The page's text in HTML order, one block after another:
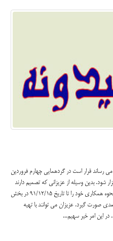
رساند قرار است در گردهمایی چهارم فروردین
شود. بدین وسیله از عزیزانی که تصمیم دارند
در تدارک این بازارچه سهیم باشند دعوت می شود نحوه همکاری خود را تا تاریخ 91/12/15 در بخش
صورت گیرد. عزیزان می توانند با تهیه
این امر خیر سهیم...